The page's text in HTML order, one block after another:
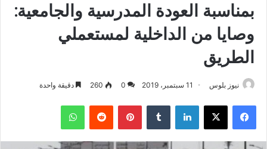
بمناسبة العودة المدرسية والجامعية:
وصايا من الداخلية لمستعملي
الطريق
نيوز بلوس 11 سبتمبر، 2019 0
260 دقيقة واحدة
فيسبوك X لينكدإن بينتيريست واتساب